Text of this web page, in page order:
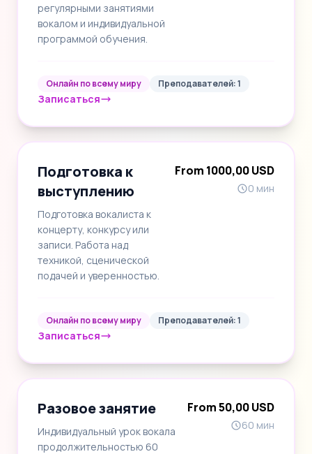
регулярными занятиями
вокалом и индивидуальной
программой обучения.
Онлайн по всему миру Преподавателей: 1
Записаться
Подготовка к
выступлению
Подготовка вокалиста к
концерту, конкурсу или
записи. Работа над
техникой, сценической
подачей и уверенностью.
From 1000,00 USD
0 мин
Онлайн по всему миру Преподавателей: 1
Записаться
Разовое занятие
Индивидуальный урок вокала
продолжительностью 60
From 50,00 USD
60 мин